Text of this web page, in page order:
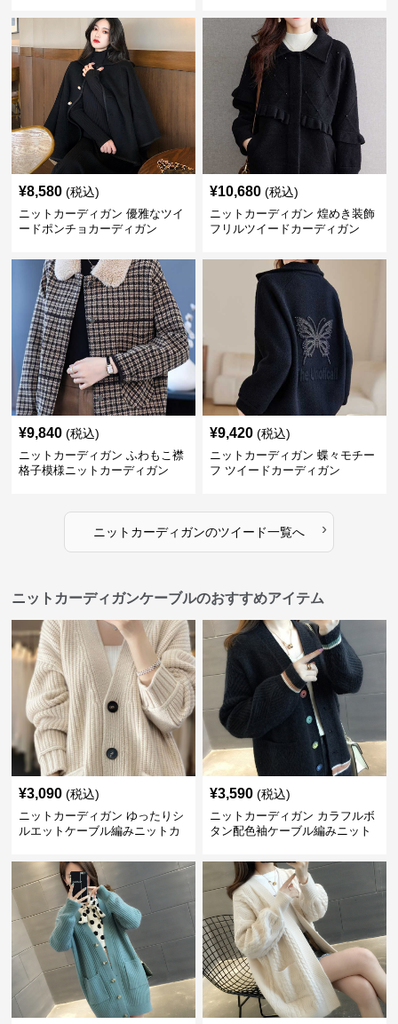
¥8,580 (税込)
ニットカーディガン 優雅なツイ
ードポンチョカーディガン
¥10,680 (税込)
ニットカーディガン 煌めき装飾
フリルツイードカーディガン
¥9,840 (税込)
ニットカーディガン ふわもこ襟
格子模様ニットカーディガン
¥9,420 (税込)
ニットカーディガン 蝶々モチー
フ ツイードカーディガン
ニットカーディガンのツイード一覧へ ›
ニットカーディガンケーブルのおすすめアイテム
¥3,090 (税込)
ニットカーディガン ゆったりシ
ルエットケーブル編みニットカ
¥3,590 (税込)
ニットカーディガン カラフルボ
タン配色袖ケーブル編みニット